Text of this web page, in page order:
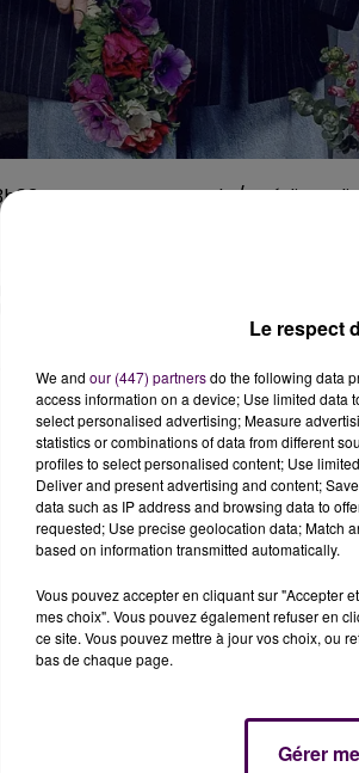
par Manon Foucault / crédit :
se taire. La chanteuse,
contre le harcèlement
interview de Manon Foucault.
Le respect
We and our (447) partnersdo the following data
access information on a device; Use limited data
select personalised advertising; Measure
statistics or combinations of data from different
profiles to select personalised content; Use
Deliver and present advertising and content;
data such as IP address and browsing data to
requested; Use precise geolocation data; Match
based on information transmitted automatically.
Vous pouvez accepter en cliquant sur "Accepter
mes choix". Vous pouvez également refuser en
ce site. Vous pouvez mettre à jour vos choix, ou
bas de chaque page.
Gérer